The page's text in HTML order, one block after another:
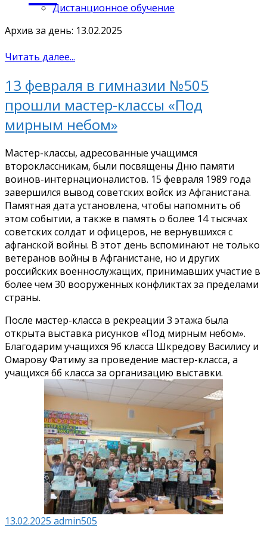
Дистанционное обучение
Архив за день: 13.02.2025
Читать далее...
13 февраля в гимназии №505
прошли мастер-классы «Под
мирным небом»
Мастер-классы, адресованные учащимся
второклассникам, были посвящены Дню памяти
воинов-интернационалистов. 15 февраля 1989 года
завершился вывод советских войск из Афганистана.
Памятная дата установлена, чтобы напомнить об
этом событии, а также в память о более 14 тысячах
советских солдат и офицеров, не вернувшихся с
афганской войны. В этот день вспоминают не только
ветеранов войны в Афганистане, но и других
российских военнослужащих, принимавших участие в
более чем 30 вооруженных конфликтах за пределами
страны.
После мастер-класса в рекреации 3 этажа была
открыта выставка рисунков «Под мирным небом».
Благодарим учащихся 9б класса Шкредову Василису и
Омарову Фатиму за проведение мастер-класса, а
учащихся 6б класса за организацию выставки.
13.02.2025 admin505